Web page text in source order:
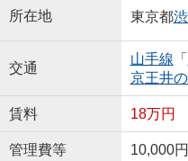
所在地 東京都
交通
山手線 「
京王井
賃料 18万円
管理費等 10,000円